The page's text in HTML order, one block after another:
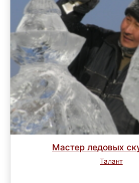
Мастер ледовых
Талант